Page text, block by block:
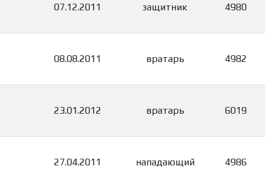
07.12.2011 защитник 4980
08.08.2011 вратарь 4982
23.01.2012 вратарь 6019
27.04.2011 нападающий 4986